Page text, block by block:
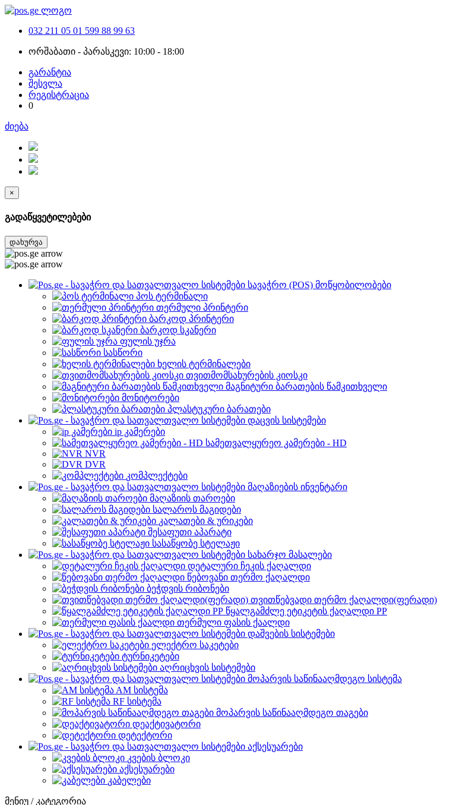
032 211 05 01 599 88 99 63
ორშაბათი - პარასკევი: 10:00 - 18:00
გარანტია
შესვლა
რეგისტრაცია
0
ძიება
×
გადაწყვეტილებები
დახურვა
სავაჭრო (POS) მოწყობილობები
პოს ტერმინალი
თერმული პრინტერი
ბარკოდ პრინტერი
ბარკოდ სკანერი
ფულის უჯრა
სასწორი
ხელის ტერმინალები
თვითმომსახურების კიოსკი
მაგნიტური ბარათების წამკითხველი
მონიტორები
პლასტუკური ბარათები
დაცვის სისტემები
ip კამერები
სამეთვალყურეო კამერები - HD
NVR
DVR
კომპლექტები
მაღაზიების ინვენტარი
მაღაზიის თაროები
სალაროს მაგიდები
კალათები & ურიკები
შესაფუთი აპარატი
სასაწყობე სტელაჟი
სახარჯო მასალები
დეტალური ჩეკის ქაღალდი
წებოვანი თერმო ქაღალდი
ბეჭდვის რიბონები
თვითწებვადი თერმო ქაღალდი(ფერადი)
წყალგამძლე ეტიკეტის ქაღალდი PP
თერმული ფასის ქაალდი
დაშვების სისტემები
ელექტრო საკეტები
ტურნიკეტები
აღრიცხვის სისტემები
მოპარვის საწინააღმდეგო სისტემა
AM სისტემა
RF სისტემა
მოპარვის საწინააღმდეგო თაგები
დეაქტივატორი
დეტექტორი
აქსესუარები
კვების ბლოკი
აქსესუარები
კაბელები
მენიუ / კატეგორია